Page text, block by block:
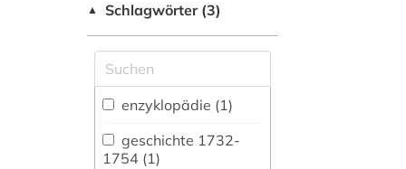
fachübergreifende
Allgemeine und
vergleichende Sprach-
und
Literaturwissenschaft.
Indogermanistik.
Außereuropäische
▲ Schlagwörter (3)
enzyklopädie (1)
geschichte 1732-
1754 (1)